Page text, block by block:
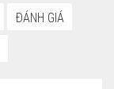
ĐÁNH GIÁ